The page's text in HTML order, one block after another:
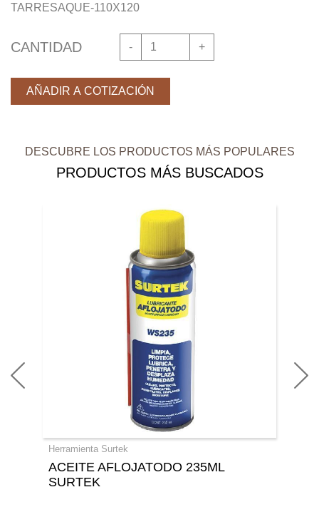
TARRESAQUE-110X120
CANTIDAD - +
AÑADIR A COTIZACIÓN
DESCUBRE LOS PRODUCTOS MÁS POPULARES
PRODUCTOS MÁS BUSCADOS
Herramienta Surtek
ACEITE AFLOJATODO 235ML
SURTEK